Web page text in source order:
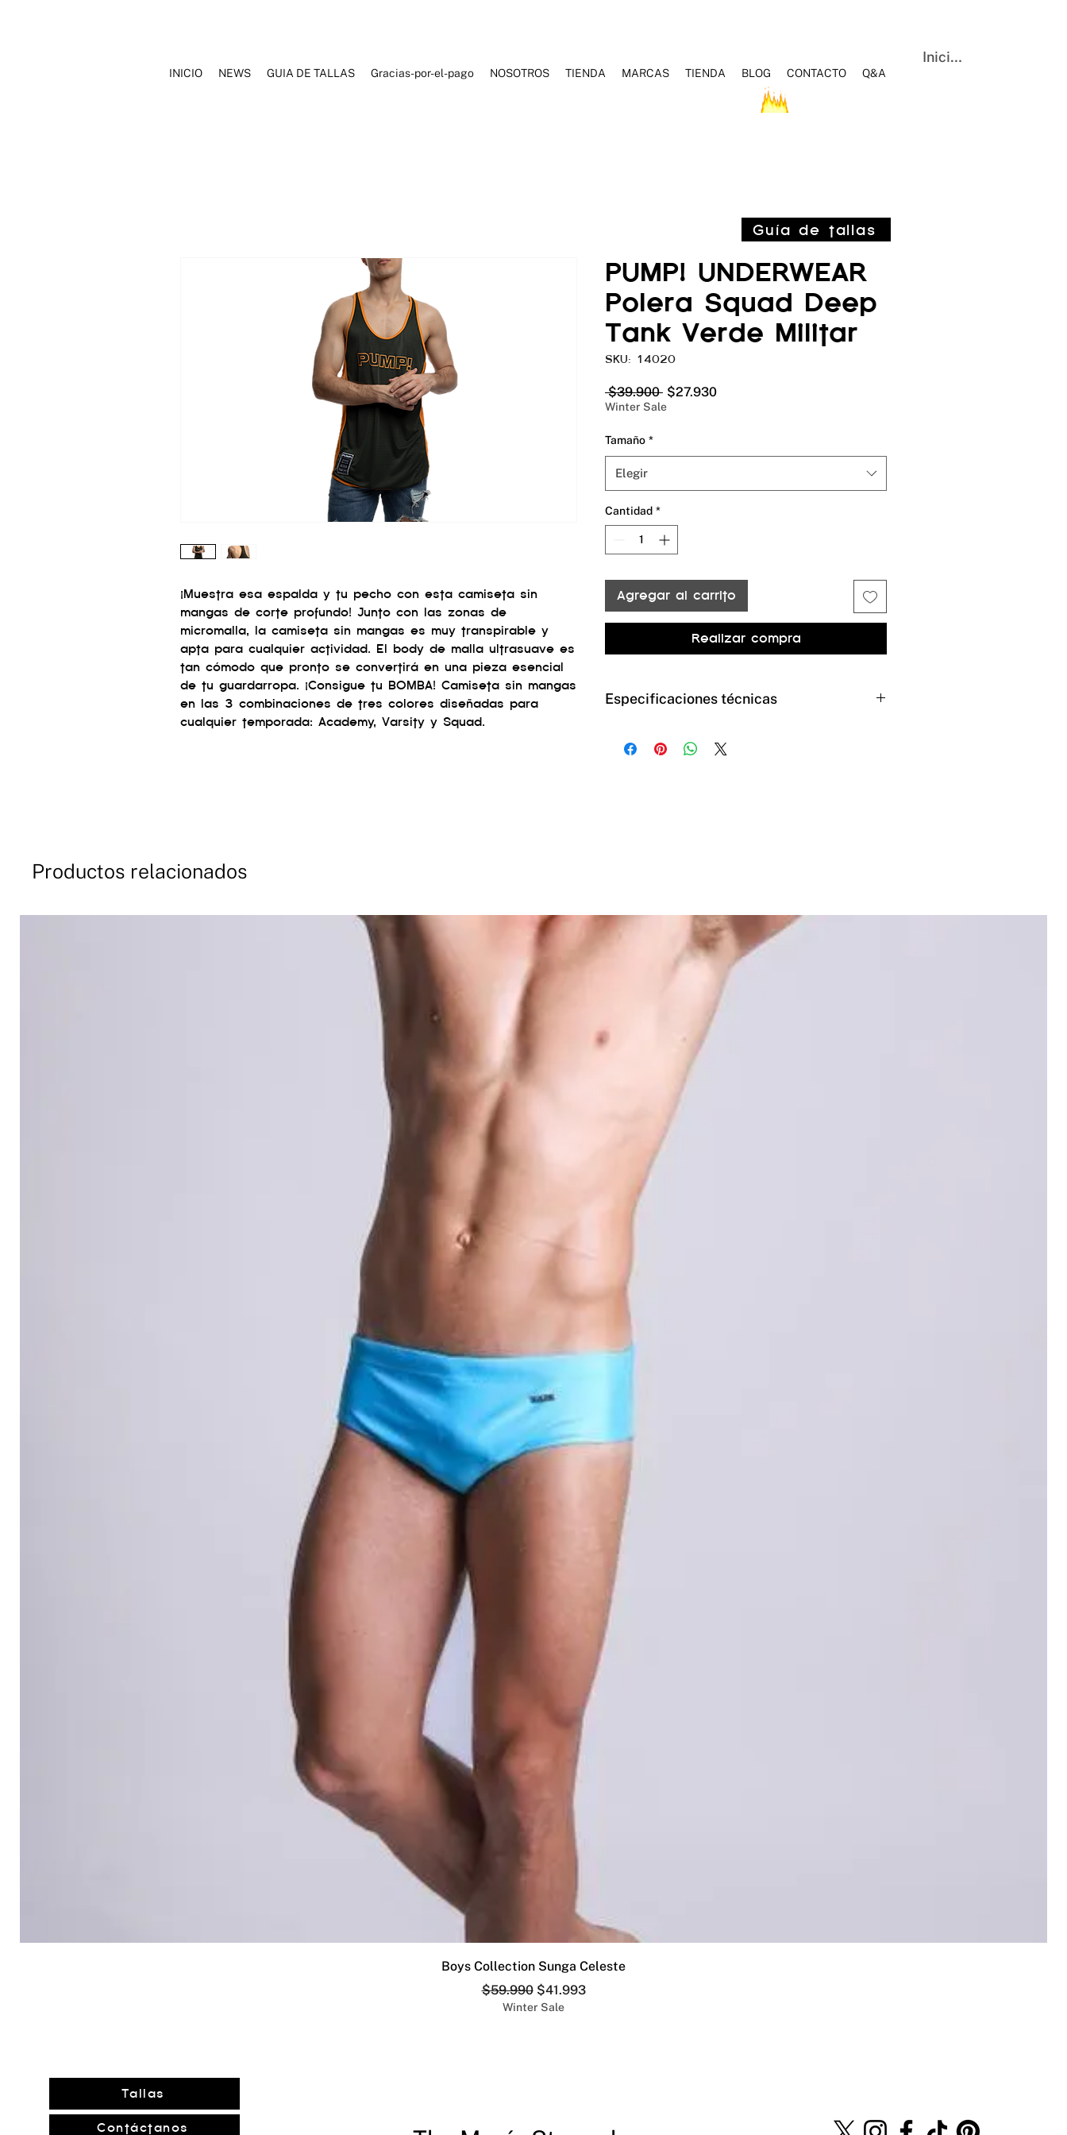
Iniciar sesión
¡Muestra esa espalda y tu pecho con esta camiseta sin
mangas de corte profundo! Junto con las zonas de
micromalla, la camiseta sin mangas es muy transpirable y
apta para cualquier actividad. El body de malla ultrasuave es
tan cómodo que pronto se convertirá en una pieza esencial
de tu guardarropa. ¡Consigue tu BOMBA! Camiseta sin mangas
en las 3 combinaciones de tres colores diseñadas para
cualquier temporada: Academy, Varsity y Squad.
PUMP! UNDERWEAR
Polera Squad Deep
Tank Verde Militar
SKU: 14020
$39.900 Precio
$27.930Precio
Winter Sale
Tamaño *
Elegir
Cantidad *
Agregar al carrito
Realizar compra
Especificaciones técnicas
nylon 78% elastane 22%
Guía de tallas
Productos relacionados
Vista rápida
Boys Collection Sunga Celeste
Precio
$59.990 Precio de oferta
$41.993
Winter Sale
INICIO NEWS GUIA DE TALLAS Gracias-por-el-pago NOSOTROS TIENDA MARCAS TIENDA BLOG CONTACTO Q&A
Tallas
Contáctanos